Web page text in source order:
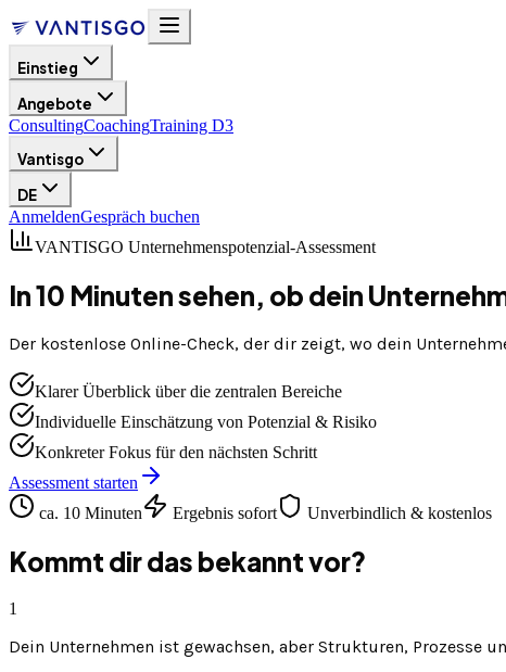
Einstieg
Angebote
ConsultingCoachingTraining D3
Vantisgo
DE
AnmeldenGespräch buchen
VANTISGO Unternehmenspotenzial-Assessment
In 10 Minuten sehen, ob dein
Der kostenlose Online-Check, der dir zeigt, wo dein
Klarer Überblick über die zentralen Bereiche
Individuelle Einschätzung von Potenzial & Risiko
Konkreter Fokus für den nächsten Schritt
Assessment starten
ca. 10 Minuten
Ergebnis sofort Unverbindlich & kostenlos
Kommt dir das bekannt vor?
1
Dein Unternehmen ist gewachsen, aber Strukturen, Prozesse